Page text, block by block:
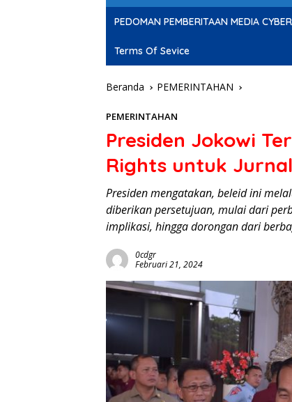
PEDOMAN PEMBERITAAN MEDIA CYBER
Terms Of Sevice
Beranda PEMERINTAHAN
PEMERINTAHAN
Presiden Jokowi
Rights untuk
Presiden mengatakan, beleid ini
diberikan persetujuan, mulai dari
implikasi, hingga dorongan dari
0cdgr
Februari 21, 2024